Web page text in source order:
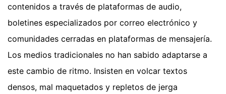
contenidos a través de plataformas de audio,
boletines especializados por correo electrónico y
comunidades cerradas en plataformas de mensajería.
Los medios tradicionales no han sabido adaptarse a
este cambio de ritmo. Insisten en volcar textos
densos, mal maquetados y repletos de jerga